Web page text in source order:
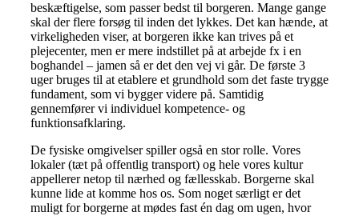
beskæftigelse, som passer bedst til borgeren. Mange gange
skal der flere forsøg til inden det lykkes. Det kan hænde, at
virkeligheden viser, at borgeren ikke kan trives på et
plejecenter, men er mere indstillet på at arbejde fx i en
boghandel – jamen så er det den vej vi går. De første 3
uger bruges til at etablere et grundhold som det faste trygge
fundament, som vi bygger videre på. Samtidig
gennemfører vi individuel kompetence- og
funktionsafklaring.
De fysiske omgivelser spiller også en stor rolle. Vores
lokaler (tæt på offentlig transport) og hele vores kultur
appellerer netop til nærhed og fællesskab. Borgerne skal
kunne lide at komme hos os. Som noget særligt er det
muligt for borgerne at mødes fast én dag om ugen, hvor